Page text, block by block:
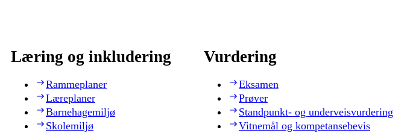
Læring og inkludering
Rammeplaner
Læreplaner
Barnehagemiljø
Skolemiljø
Vurdering
Eksamen
Prøver
Standpunkt- og underveisvurdering
Vitnemål og kompetansebevis